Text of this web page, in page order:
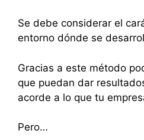
Se debe considerar el
entorno dónde se
Gracias a este método
que puedan dar
acorde a lo que tu
Pero…